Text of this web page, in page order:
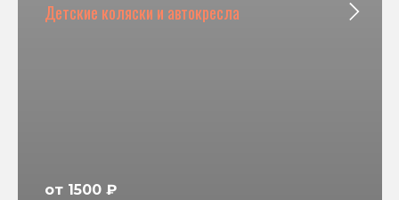
Детские коляски и автокресла
от 1500 ₽